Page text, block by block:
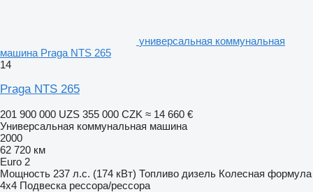
универсальная коммунальная
машина Praga NTS 265
14
Praga NTS 265
201 900 000 UZS 355 000 CZK ≈ 14 660 €
Универсальная коммунальная машина
2000
62 720 км
Euro 2
Мощность 237 л.с. (174 кВт) Топливо дизель Колесная формула
4x4 Подвеска рессора/рессора